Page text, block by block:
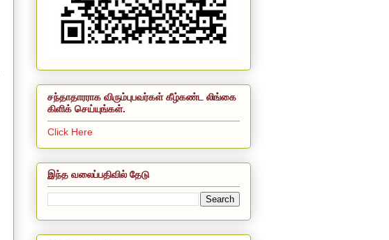
சந்தாதாரராக விரும்புபவர்கள் கீழ்கண்ட லிங்கை
கிளிக் செய்யுங்கள்.
Click Here
இந்த வலைப்பதிவில் தேடு